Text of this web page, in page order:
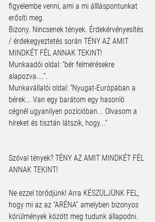
figyelembe venni, ami a mi állláspontunkat
erősíti meg.
Bizony. Nincsenek tények. Érdekérvényesítés
/ érdekegyeztetés során TÉNY AZ AMIT
MINDKÉT FÉL ANNAK TEKINT!
Munkaadói oldal: “bér felmérésekre
alapozva....”.
Munkavállalói oldal: “Nyugat-Európában a
bérek... Van egy barátom egy hasonlö
cégnél ugyanilyen pozícióban... Olvasom a
híreket és tisztán látszik, hogy...”
Szóval tények? TÉNY AZ AMIT MINDKÉT FÉL
ANNAK TEKINT!
Ne ezzel törődjünk! Arra KÉSZÜLJÜNK FEL,
hogy mi az az “ARÉNA” amelyben bizonyos
körülmények között meg tudunk állapodni.